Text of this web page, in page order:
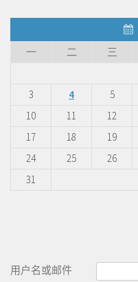
一
二 三
3
4 5
10
11 12
17
18 19
24
25 26
31
用户名或邮件